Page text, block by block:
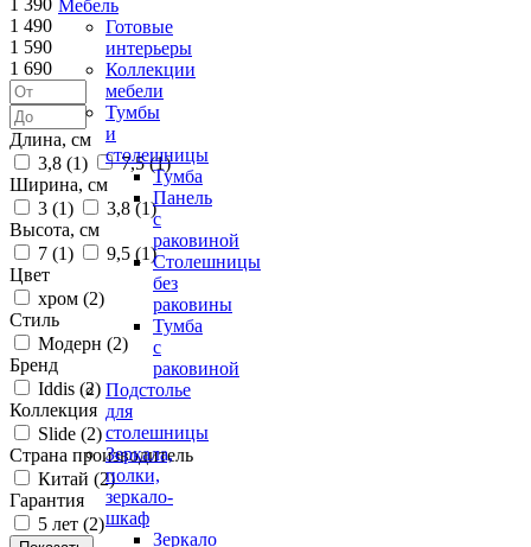
Мебель
Готовые
интерьеры
Коллекции
мебели
Тумбы
и
столешницы
Тумба
Панель
с
раковиной
Столешницы
без
раковины
Тумба
с
раковиной
Подстолье
для
столешницы
Зеркала,
полки,
зеркало-
шкаф
Зеркало
1 490
1 590
1 690
Длина, см
3,8 (1) 7,5 (1)
Ширина, см
3 (1) 3,8 (1)
Высота, см
7 (1) 9,5 (1)
Цвет
хром (2)
Стиль
Модерн (2)
Бренд
Iddis (2)
Коллекция
Slide (2)
Страна производитель
Китай (2)
Гарантия
5 лет (2)